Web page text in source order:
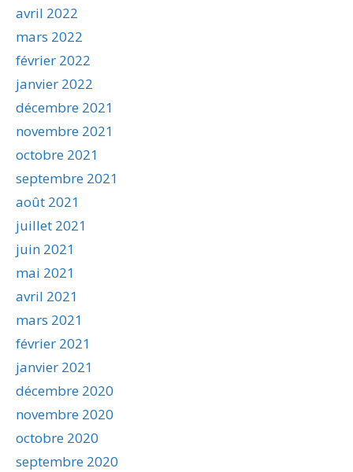
avril 2022
mars 2022
février 2022
janvier 2022
décembre 2021
novembre 2021
octobre 2021
septembre 2021
août 2021
juillet 2021
juin 2021
mai 2021
avril 2021
mars 2021
février 2021
janvier 2021
décembre 2020
novembre 2020
octobre 2020
septembre 2020